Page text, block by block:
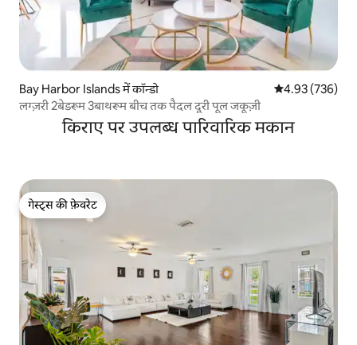
Bay Harbor Islands में कॉन्डो औसत रेटिंग 5 में से
4.93 (736)
लग्ज़री 2बेडरूम 3बाथरूम बीच तक पैदल दूरी पूल जकूज़ी
किराए पर उपलब्ध पारिवारिक मकान
गेस्ट्स की फ़ेवरेट
गेस्ट्स की फ़ेवरेट